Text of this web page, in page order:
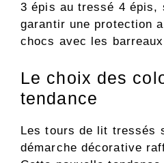
3 épis au tressé 4 épis,
garantir une protection
chocs avec les
Le choix des
tendance
Les tours de lit tressés
démarche décorative